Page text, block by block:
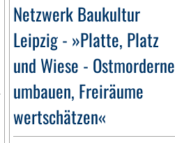
Netzwerk Baukultur
Leipzig - »Platte, Platz
und Wiese - Ostmorderne
umbauen, Freiräume
wertschätzen«